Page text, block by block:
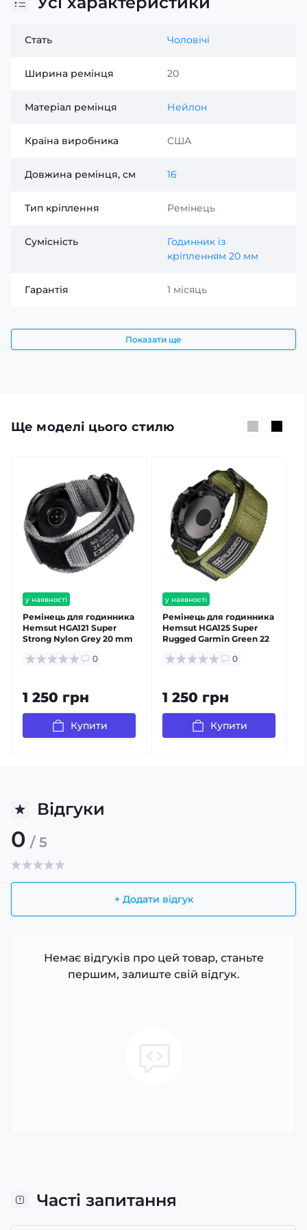
Стать Чоловічі
Ширина ремінця 20
Матеріал ремінця Нейлон
Країна виробника США
Довжина ремінця, см 16
Тип кріплення Ремінець
Сумісність
Годинник із
кріпленням 20 мм
Гарантія 1 місяць
Показати ще
Ще моделі цього стилю
у наявності
Ремінець для годинника
Hemsut HGA121 Super
Strong Nylon Grey 20 mm
0
1 250 грн
Купити
у наявності
Ремінець для годинника
Hemsut HGA125 Super
Rugged Garmin Green 22
0
1 250 грн
Купити
Відгуки
0 / 5
+ Додати відгук
Немає відгуків про цей товар, станьте
першим, залиште свій відгук.
Часті запитання